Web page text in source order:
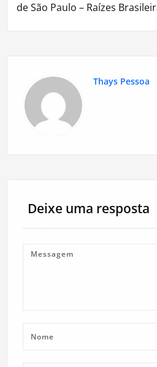
de São Paulo – Raízes
Thays Pessoa
Deixe uma resposta